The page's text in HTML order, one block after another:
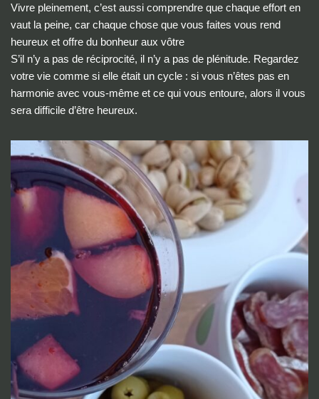
Vivre pleinement, c’est aussi comprendre que chaque effort en
vaut la peine, car chaque chose que vous faites vous rend
heureux et offre du bonheur aux vôtre
S’il n’y a pas de réciprocité, il n’y a pas de plénitude. Regardez
votre vie comme si elle était un cycle : si vous n’êtes pas en
harmonie avec vous-même et ce qui vous entoure, alors il vous
sera difficile d’être heureux.